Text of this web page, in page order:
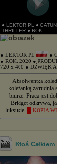
● LEKTOR PL ●
THRILLER ● ROK: ...
● LEKTOR PL
●
● ROK: 2020 ●
720 x 400 ● DŹWIĘK
Absolwentka
koleżanką zatrudnia
biurze. Praca jest
Bridget odkrywa,
luksusie.
█ KOPIA
Ktoś